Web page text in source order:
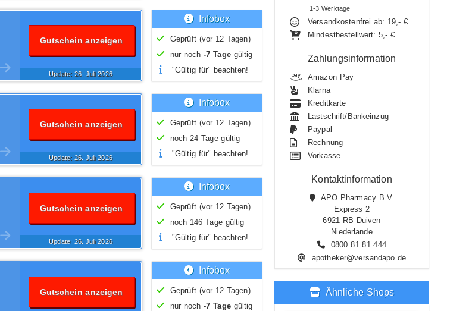
Gutschein anzeigen
Update: 26.Juli2026
Infobox
Geprüft (vor 12 Tagen)
nur noch-7 Tagegültig
"Gültig für" beachten!
Gutschein anzeigen
Update: 26.Juli2026
Infobox
Geprüft (vor 12 Tagen)
noch 24 Tage gültig
"Gültig für" beachten!
Gutschein anzeigen
Update: 26.Juli2026
Infobox
Geprüft (vor 12 Tagen)
noch 146 Tage gültig
"Gültig für" beachten!
Gutschein anzeigen
Infobox
Geprüft (vor 12 Tagen)
nur noch-7 Tagegültig
1-3 Werktage
Versandkostenfrei ab: 19,- €
Mindestbestellwert: 5,- €
Zahlungsinformation
Amazon Pay
Klarna
Kreditkarte
Lastschrift/Bankeinzug
Paypal
Rechnung
Vorkasse
Kontaktinformation
APO Pharmacy B.V.
Express 2
6921 RB Duiven
Niederlande
0800 81 81 444
apotheker@versandapo.de
Ähnliche Shops